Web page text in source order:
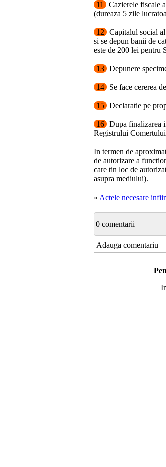
11
Cazierele fiscale
(dureaza 5 zile
12
Capitalul social al
si se depun banii de
este de 200 lei pentru
13 Depunere
14 Se face cererea
15 Declaratie pe
16
Dupa finalizarea
Registrului
In termen de
de autorizare a
care tin loc de
asupra mediului).
« Actele necesare
0 comentarii
Adauga comentariu